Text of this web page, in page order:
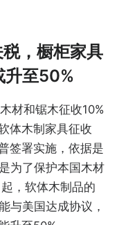
，橱柜家具
升至50%
材和锯木征收10%
体木制家具征收
签署实施，依据是
为了保护本国木材
，软体木制品的
与美国达成协议，